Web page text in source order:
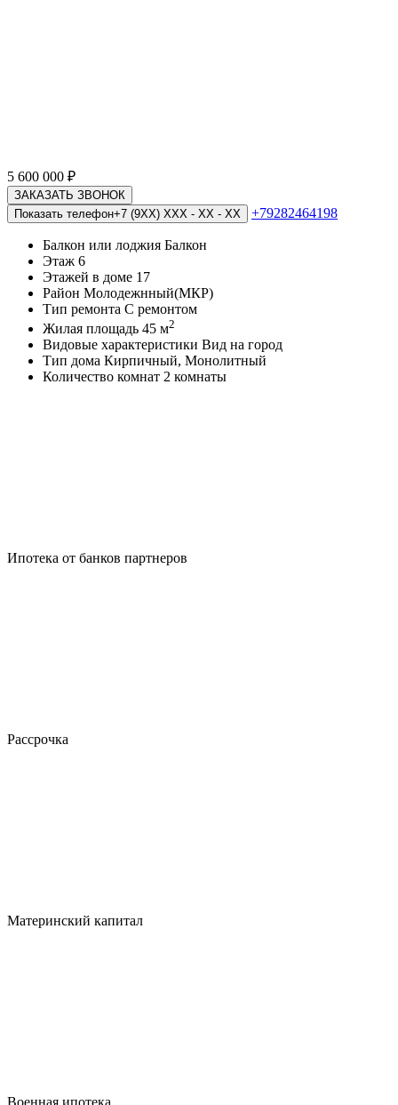
5 600 000 ₽
ЗАКАЗАТЬ ЗВОНОК
Показать телефон+7 (9XX) XXX - XX - XX +79282464198
Балкон или лоджия Балкон
Этаж 6
Этажей в доме 17
Район Молодежнный(МКР)
Тип ремонта С ремонтом
Жилая площадь 45 м2
Видовые характеристики Вид на город
Тип дома Кирпичный, Монолитный
Количество комнат 2 комнаты
Ипотека от банков партнеров
Рассрочка
Материнский капитал